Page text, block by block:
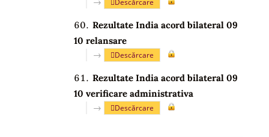
Descărcare
Rezultate India acord bilateral 09
10 relansare
→ Descărcare
Rezultate India acord bilateral 09
10 verificare administrativa
→ Descărcare